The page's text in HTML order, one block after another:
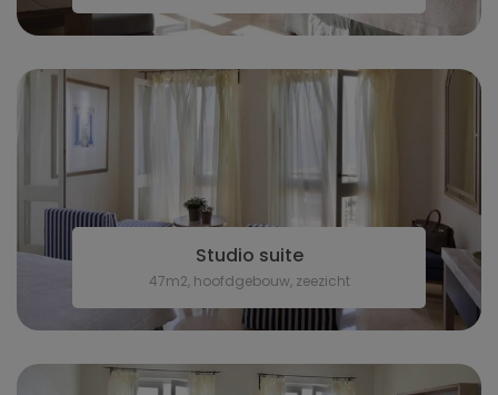
Studio suite
47m2, hoofdgebouw, zeezicht